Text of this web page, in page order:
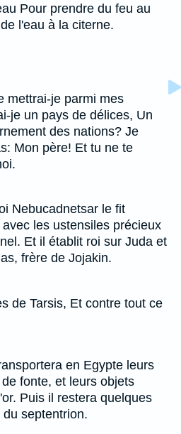
Pour prendre du feu au
l'eau à la citerne.
mettrai-je parmi mes
je un pays de délices, Un
des nations? Je
Mon père! Et tu ne te
Nebucadnetsar le fit
les ustensiles précieux
Et il établit roi sur Juda et
frère de Jojakin.
de Tarsis, Et contre tout ce
en Egypte leurs
fonte, et leurs objets
Puis il restera quelques
septentrion.